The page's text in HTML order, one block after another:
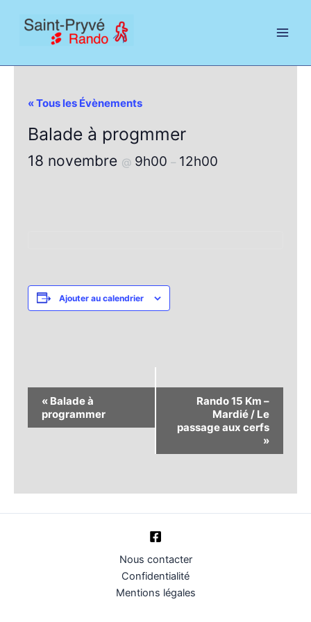
« Tous les Évènements
Balade à progmmer
18 novembre @ 9h00 – 12h00
Ajouter au calendrier
Navigation
Évènement
« Balade à
programmer
Rando 15 Km –
Mardié / Le
passage aux cerfs
»
Nous contacter
Confidentialité
Mentions légales